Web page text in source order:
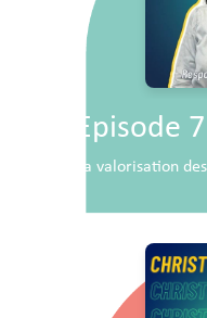
Episode 7
La valorisation